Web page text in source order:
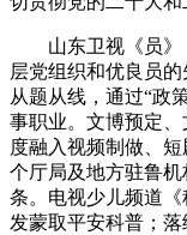
山东卫视《员》
层党组织和优良员
从题从线，通过“政
事职业。文博预定
度融入视频制做、
个厅局及地方驻鲁
条。电视少儿频道
发蒙取平安科普；